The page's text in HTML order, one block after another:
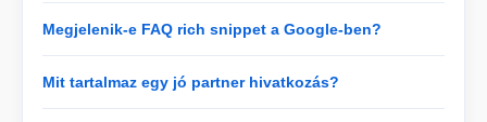
Megjelenik-e FAQ rich snippet a Google-ben?
Mit tartalmaz egy jó partner hivatkozás?